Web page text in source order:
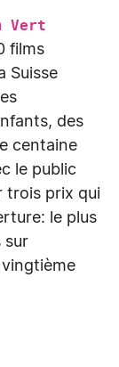
Vert
films
Suisse
des
centaine
le public
trois prix qui
le plus
sur
vingtième